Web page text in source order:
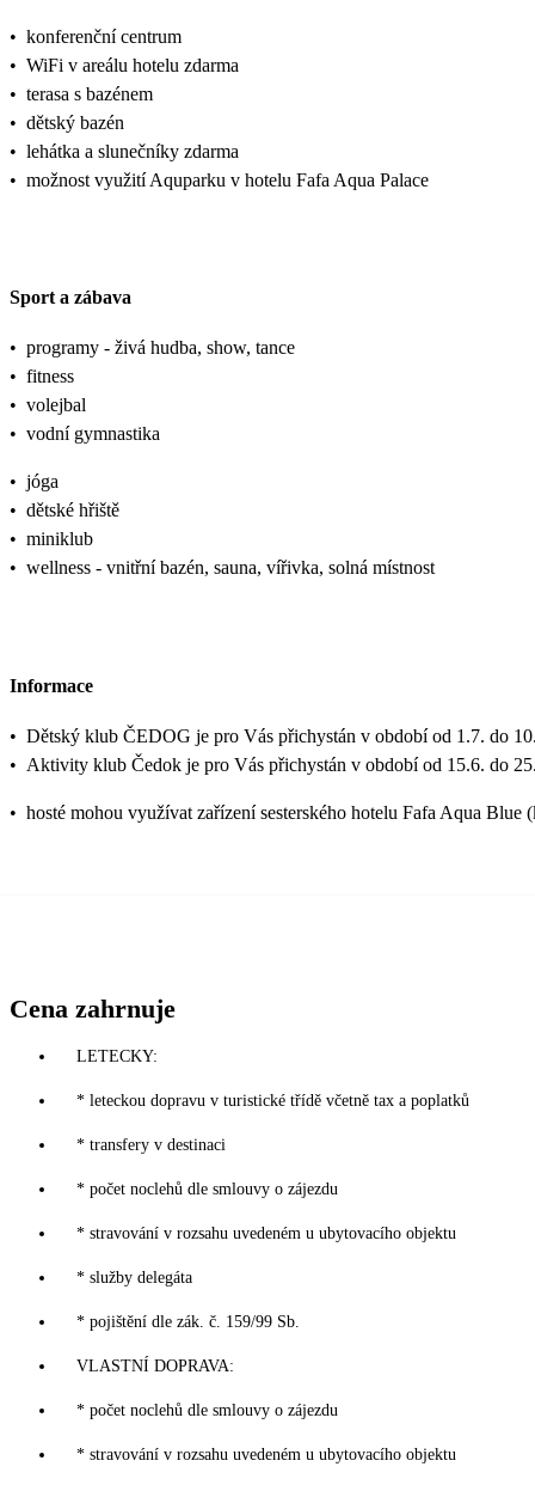
• konferenční centrum
• WiFi v areálu hotelu zdarma
• terasa s bazénem
• dětský bazén
• lehátka a slunečníky zdarma
• možnost využití Aquparku v hotelu Fafa Aqua Palace
Sport a zábava
• programy - živá hudba, show, tance
• fitness
• volejbal
• vodní gymnastika
• jóga
• dětské hřiště
• miniklub
• wellness - vnitřní bazén, sauna, vířivka, solná místnost
Informace
• Dětský klub ČEDOG je pro Vás přichystán v období od 1.7. do
• Aktivity klub Čedok je pro Vás přichystán v období od 15.6. do
• hosté mohou využívat zařízení sesterského hotelu Fafa Aqua Blue
Cena zahrnuje
LETECKY:
* leteckou dopravu v turistické třídě včetně tax a poplatků
* transfery v destinaci
* počet noclehů dle smlouvy o zájezdu
* stravování v rozsahu uvedeném u ubytovacího objektu
* služby delegáta
* pojištění dle zák. č. 159/99 Sb.
VLASTNÍ DOPRAVA:
* počet noclehů dle smlouvy o zájezdu
* stravování v rozsahu uvedeném u ubytovacího objektu